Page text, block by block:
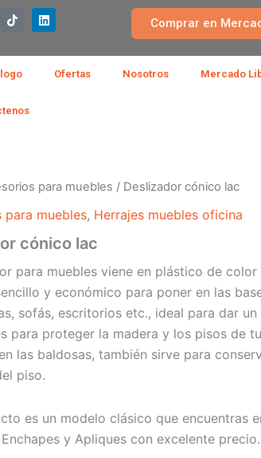
T
i
o
k
L
i
n
e
Comprar en
Ofertas Nosotros Mercado
para muebles / Deslizador cónico lac
para muebles, Herrajes muebles oficina
cónico lac
para muebles viene en plástico de color
y económico para poner en las
sofás, escritorios etc., ideal para dar
para proteger la madera y los pisos de
las baldosas, también sirve para
piso.
es un modelo clásico que encuentras
y Apliques con excelente precio.